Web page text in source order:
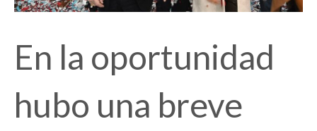
En la oportunidad
hubo una breve